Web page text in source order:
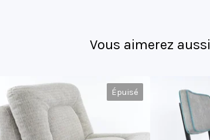
Vous aimerez aussi
Épuisé